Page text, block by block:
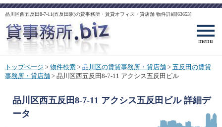
品川区西五反田8-7-11(五反田駅)の貸事務所・賃貸オフィス・貸店舗 物件詳細[63653]
menu
トップページ > 物件検索 > 品川区の賃貸事務所・貸店舗 > 五反田の賃貸
事務所・貸店舗 > 品川区西五反田8-7-11 アクシス五反田ビル
品川区西五反田8-7-11 アクシス五反田ビル詳細デ
ータ